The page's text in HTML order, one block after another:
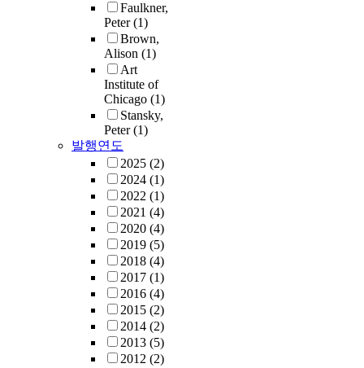
Faulkner,
Peter(1)
Brown,
Alison (1)
Art
Institute of
Chicago (1)
Stansky,
Peter(1)
발행연도
2025 (2)
2024 (1)
2022 (1)
2021 (4)
2020 (4)
2019 (5)
2018 (4)
2017 (1)
2016 (4)
2015 (2)
2014 (2)
2013 (5)
2012 (2)